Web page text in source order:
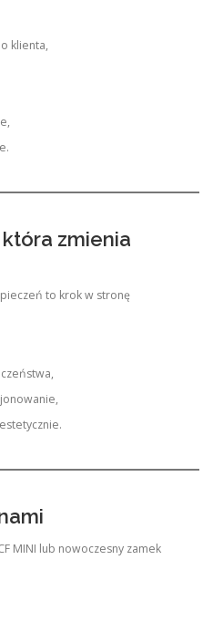
klienta,
zmienia
to krok w stronę
MINI lub nowoczesny zamek